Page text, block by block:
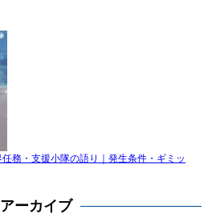
務・支援小隊の語り｜発生条件・ギミッ
アーカイブ